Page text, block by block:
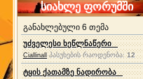
სიახლე ფორუმში
განახლებული 6 თემა
უძველესი ხეწლნაწერი
Ciallinall პასუხების რაოდენობა:12
ტყის ქათამზე ნადირობა